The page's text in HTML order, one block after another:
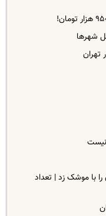
شهرها
تهران‌
با موشک زد | تعداد